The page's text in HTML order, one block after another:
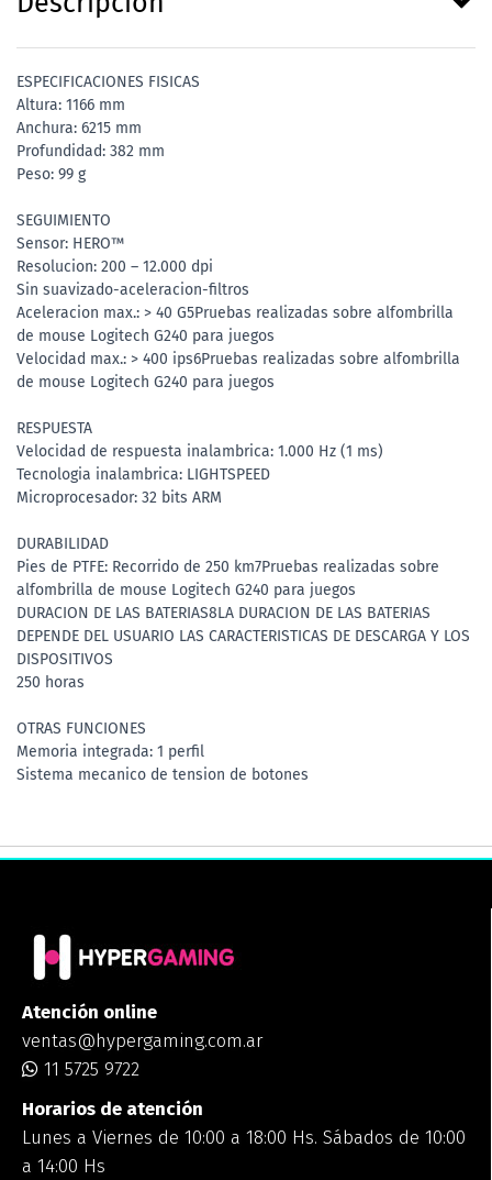
ESPECIFICACIONES FISICAS
Altura: 1166 mm
Anchura: 6215 mm
Profundidad: 382 mm
Peso: 99 g
SEGUIMIENTO
Sensor: HERO™
Resolucion: 200 – 12.000 dpi
Sin suavizado-aceleracion-filtros
Aceleracion max.: > 40 G5Pruebas realizadas sobre alfombrilla
de mouse Logitech G240 para juegos
Velocidad max.: > 400 ips6Pruebas realizadas sobre alfombrilla
de mouse Logitech G240 para juegos
RESPUESTA
Velocidad de respuesta inalambrica: 1.000 Hz (1 ms)
Tecnologia inalambrica: LIGHTSPEED
Microprocesador: 32 bits ARM
DURABILIDAD
Pies de PTFE: Recorrido de 250 km7Pruebas realizadas sobre
alfombrilla de mouse Logitech G240 para juegos
DURACION DE LAS BATERIAS8LA DURACION DE LAS BATERIAS
DEPENDE DEL USUARIO LAS CARACTERISTICAS DE DESCARGA Y LOS
DISPOSITIVOS
250 horas
OTRAS FUNCIONES
Memoria integrada: 1 perfil
Sistema mecanico de tension de botones
Atención online
ventas@hypergaming.com.ar
11 5725 9722
Horarios de atención
Lunes a Viernes de 10:00 a 18:00 Hs. Sábados de 10:00
a 14:00 Hs